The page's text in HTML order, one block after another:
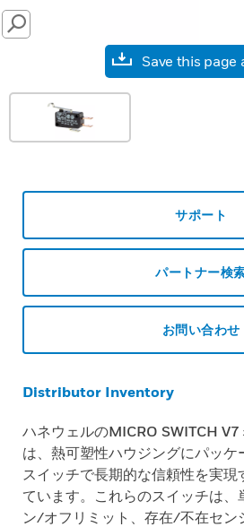
SEARCH
Save this page
サポート
パートナー検
お問い合わせ
Distributor Inventory
ハネウェルのMICRO SWITCH V7
は、熱可塑性ハウジングにパッケ
スイッチで長期的な信頼性を実現
ています。これらのスイッチは、
ン/オフリミット、存在/不在セン